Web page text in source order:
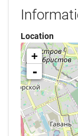
Location
+
-